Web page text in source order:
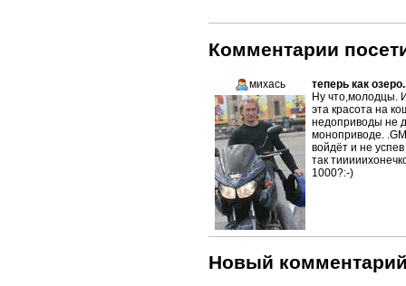
Комментарии
михась
теперь как
Ну что,молодцы.
эта красота на
недоприводы не
моноприводе.
войдёт и не
так
1000?:-)
Новый